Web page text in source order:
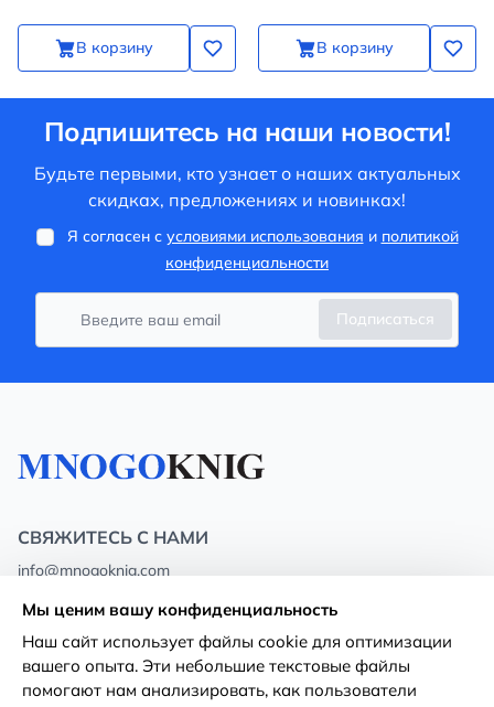
В корзину В корзину
Подпишитесь на наши новости!
Будьте первыми, кто узнает о наших актуальных
скидках, предложениях и новинках!
Я согласен с условиями использования и политикой
конфиденциальности
Подписаться
СВЯЖИТЕСЬ С НАМИ
info@mnogoknig.com
Rīga, Augusta Deglava 69d, LV-1082
О нас
Политика
Мы ценим вашу конфиденциальность
Наш сайт использует файлы cookie для оптимизации
вашего опыта. Эти небольшие текстовые файлы
помогают нам анализировать, как пользователи